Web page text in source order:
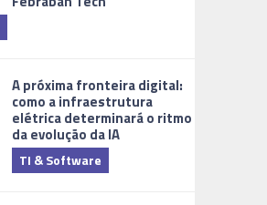
A próxima fronteira digital:
como a infraestrutura
elétrica determinará o ritmo
da evolução da IA
TI & Software